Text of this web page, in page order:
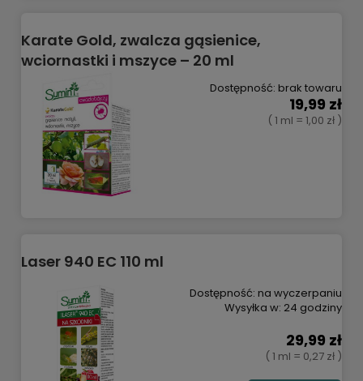
Karate Gold, zwalcza gąsienice,
wciornastki i mszyce – 20 ml
Dostępność: brak towaru
19,99 zł
( 1 ml = 1,00 zł )
Laser 940 EC 110 ml
Dostępność: na wyczerpaniu
Wysyłka w: 24 godziny
29,99 zł
( 1 ml = 0,27 zł )